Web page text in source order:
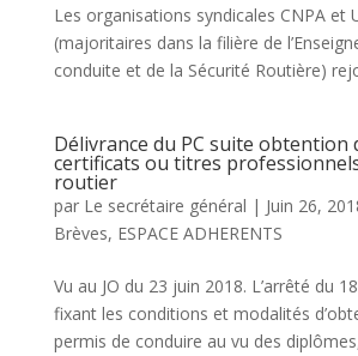
Les organisations syndicales CNPA et
(majoritaires dans la filière de
conduite et de la Sécurité Routière)
Délivrance du PC suite obtention
certificats ou titres
routier
par Le secrétaire général | Juin 26,
Brèves, ESPACE ADHERENTS
Vu au JO du 23 juin 2018. L’arrêté du
fixant les conditions et modalités
permis de conduire au vu des